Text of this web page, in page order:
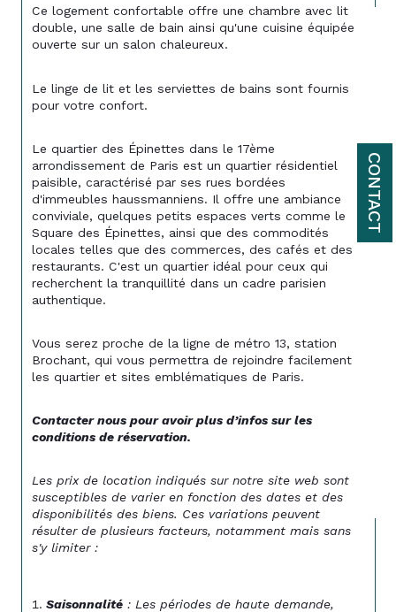
CONTACT
Ce logement confortable offre une chambre avec lit
double, une salle de bain ainsi qu'une cuisine équipée
ouverte sur un salon chaleureux.
Le linge de lit et les serviettes de bains sont fournis
pour votre confort.
Le quartier des Épinettes dans le 17ème
arrondissement de Paris est un quartier résidentiel
paisible, caractérisé par ses rues bordées
d'immeubles haussmanniens. Il offre une ambiance
conviviale, quelques petits espaces verts comme le
Square des Épinettes, ainsi que des commodités
locales telles que des commerces, des cafés et des
restaurants. C'est un quartier idéal pour ceux qui
recherchent la tranquillité dans un cadre parisien
authentique.
Vous serez proche de la ligne de métro 13, station
Brochant, qui vous permettra de rejoindre facilement
les quartier et sites emblématiques de Paris.
Contacter nous pour avoir plus d’infos sur les
conditions de réservation.
Les prix de location indiqués sur notre site web sont
susceptibles de varier en fonction des dates et des
disponibilités des biens. Ces variations peuvent
résulter de plusieurs facteurs, notamment mais sans
s'y limiter :
Saisonnalité : Les périodes de haute demande,